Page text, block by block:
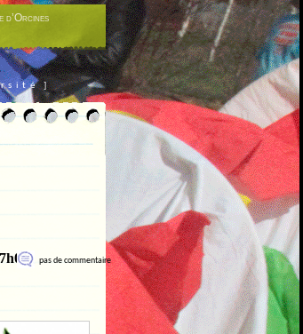
d’Orcines
]
pas de commentaire